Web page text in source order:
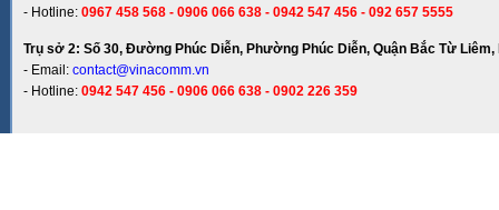
- Hotline: 0967 458 568 - 0906 066 638 - 0942 547 456 - 092 657 5555
Trụ sở 2: Số 30, Đường Phúc Diễn, Phường Phúc Diễn, Quận Bắc Từ Liêm,
- Email: contact@vinacomm.vn
- Hotline: 0942 547 456 - 0906 066 638 - 0902 226 359